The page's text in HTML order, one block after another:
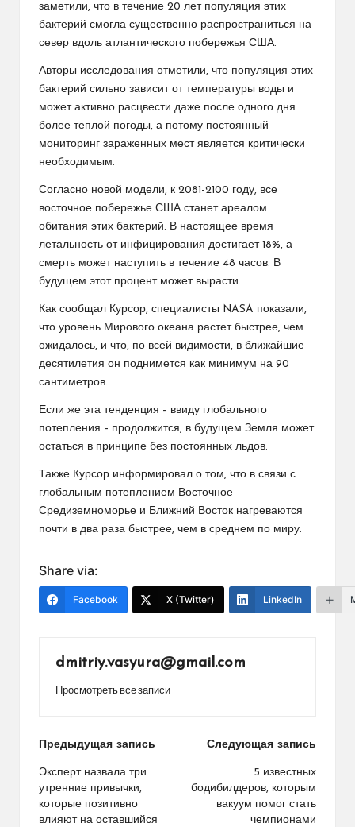
заметили, что в течение 20 лет популяция этих
бактерий смогла существенно распространиться на
север вдоль атлантического побережья США.
Авторы исследования отметили, что популяция этих
бактерий сильно зависит от температуры воды и
может активно расцвести даже после одного дня
более теплой погоды, а потому постоянный
мониторинг зараженных мест является критически
необходимым.
Согласно новой модели, к 2081-2100 году, все
восточное побережье США станет ареалом
обитания этих бактерий. В настоящее время
летальность от инфицирования достигает 18%, а
смерть может наступить в течение 48 часов. В
будущем этот процент может вырасти.
Как сообщал Курсор, специалисты NASA показали,
что уровень Мирового океана растет быстрее, чем
ожидалось, и что, по всей видимости, в ближайшие
десятилетия он поднимется как минимум на 90
сантиметров.
Если же эта тенденция – ввиду глобального
потепления – продолжится, в будущем Земля может
остаться в принципе без постоянных льдов.
Также Курсор информировал о том, что в связи с
глобальным потеплением Восточное
Средиземноморье и Ближний Восток нагреваются
почти в два раза быстрее, чем в среднем по миру.
Share via:
Facebook X (Twitter) LinkedIn
dmitriy.vasyura@gmail.com
Просмотреть все записи
Навигация
по
записям
Предыдущая запись
Эксперт назвала три
утренние привычки,
которые позитивно
влияют на оставшийся
Следующая запись
5 известных
бодибилдеров, которым
вакуум помог стать
чемпионами